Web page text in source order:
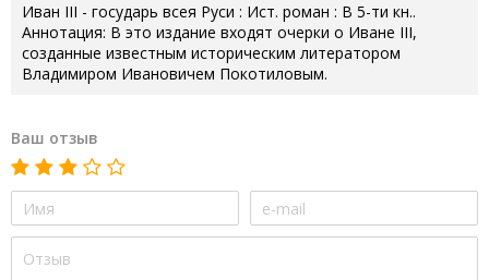
Иван III - государь всея Руси : Ист. роман : В 5-ти кн..
Аннотация: В это издание входят очерки о Иване III,
созданные известным историческим литератором
Владимиром Ивановичем Покотиловым.
Ваш отзыв